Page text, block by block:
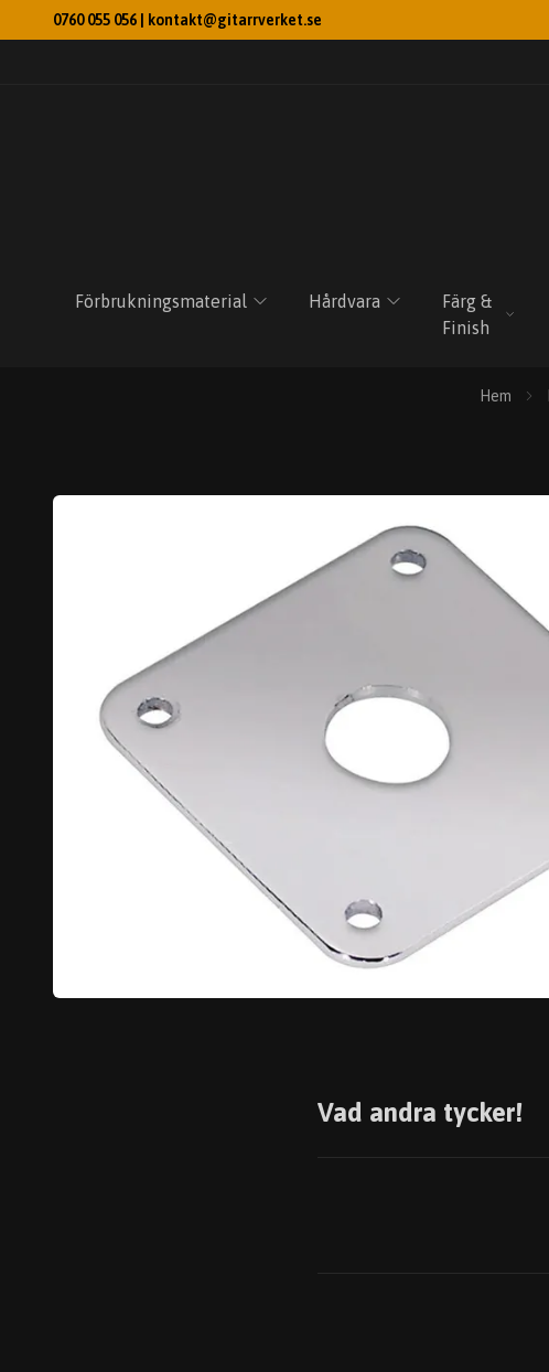
0760 055 056 | kontakt@gitarrverket.se
Förbrukningsmaterial Hårdvara
Färg &
Finish
Hem
Vad andra tycker!